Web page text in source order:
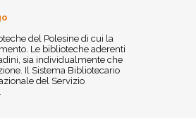
del Polesine di cui la
Le biblioteche aderenti
sia individualmente che
Il Sistema Bibliotecario
del Servizio